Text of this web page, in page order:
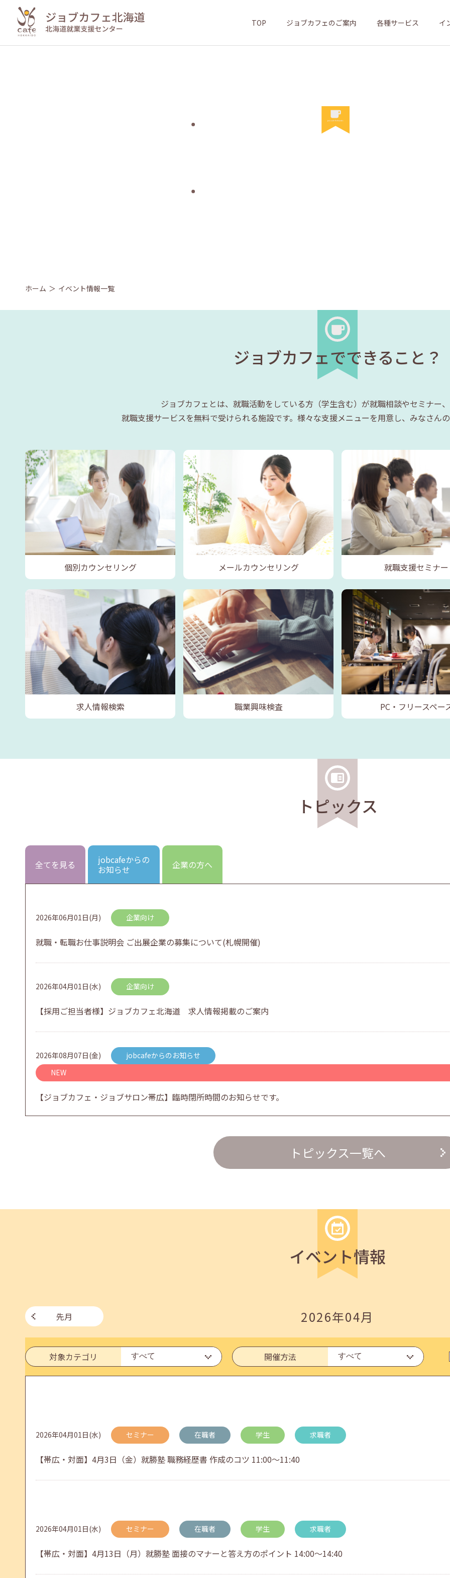
TOP ジョブカフェのご案内 各種サービス イ
ホーム イベント情報一覧
ジョブカフェでできること？
ジョブカフェとは、就職活動をしている方（学生含む）が就職相談やセミナー
就職支援サービスを無料で受けられる施設です。様々な支援メニューを用意し、みなさん
個別カウンセリング メールカウンセリング 就職支援セミナー
求人情報検索 職業興味検査 PC・フリースペー
トピックス
全てを見る
jobcafeからの
お知らせ
企業の方へ
2026年06月01日(月) 企業向け
就職・転職お仕事説明会 ご出展企業の募集について(札幌開催)
2026年04月01日(水) 企業向け
【採用ご担当者様】ジョブカフェ北海道 求人情報掲載のご案内
2026年08月07日(金)
jobcafeからのお知らせ
NEW
【ジョブカフェ・ジョブサロン帯広】臨時閉所時間のお知らせです。
2026年07月01日(水) 企業向け
企業様向けセミナー「現場を巻き込む！人事のための『越境人材育成』３ステップ」
7月のセミナー情報を公開いたしました。
2026年06月03日(水) jobcafeからのお知らせ
6月のセミナー情報を公開いたしました。
2026年04月25日(土) jobcafeからのお知らせ
トピックス一覧へ
イベント情報
先月 2026年04月
対象カテゴリ 開催方法
2026年04月01日(水) セミナー 在職者 学生 求職者
【帯広・対面】4月3日（金）就勝塾 職務経歴書 作成のコツ 11:00～11:40
2026年04月01日(水) セミナー 在職者 学生 求職者
【帯広・対面】4月13日（月）就勝塾 面接のマナーと答え方のポイント 14:00～14:40